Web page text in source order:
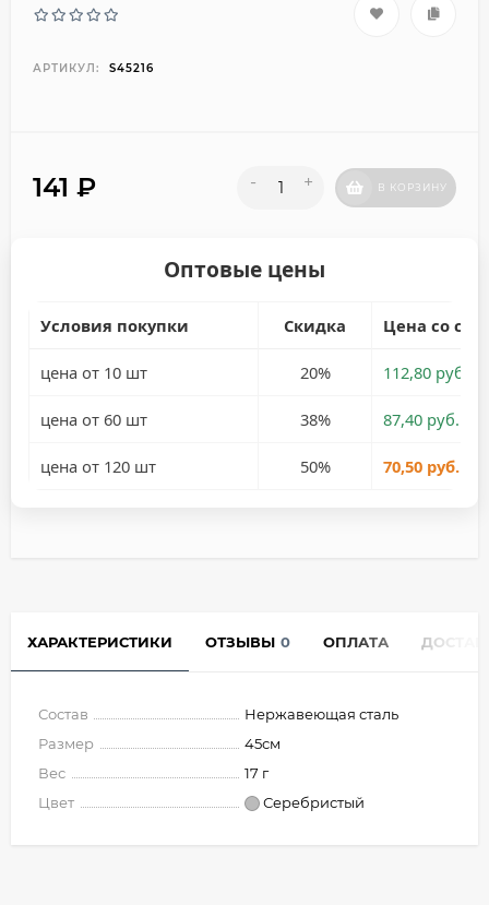
АРТИКУЛ: S45216
141 ₽ - + В КОРЗИНУ
Оптовые цены
Условия покупки Скидка Цена со
цена от 10 шт 20% 112,80 руб.
цена от 60 шт 38% 87,40 руб.
цена от 120 шт 50% 70,50 руб.
ХАРАКТЕРИСТИКИ ОТЗЫВЫ 0 ОПЛАТА
Состав
Нержавеющая сталь
Размер
45см
Вес
17 г
Цвет
Серебристый